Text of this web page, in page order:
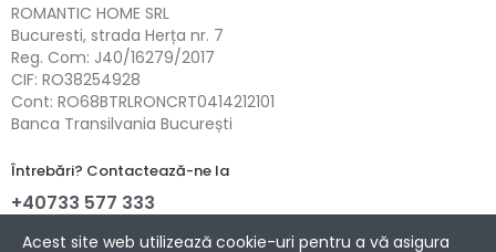
ROMANTIC HOME SRL
Bucuresti, strada Herța nr. 7
Reg. Com: J40/16279/2017
CIF: RO38254928
Cont: RO68BTRLRONCRT0414212101
Banca Transilvania București
Întrebări? Contactează-ne la
+40733 577 333
NETOPIA Payments - 3D-Secure.
Acest site web utilizează cookie-uri pentru a vă asigura